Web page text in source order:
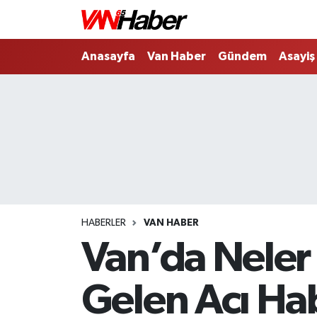
Anasayfa Van Haber Gündem Asayiş
HABERLER VAN HABER
Van’da
Gelen Acı
Nöbetçi Eczaneler
Haber Arşivi